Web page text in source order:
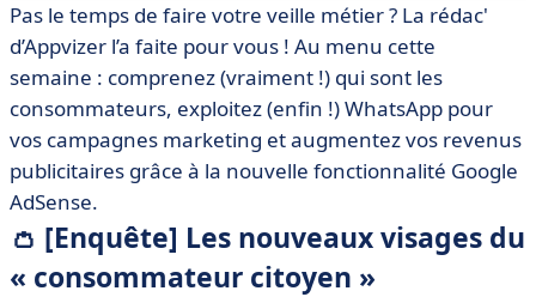
• 👛 [Enquête] Les nouveaux visages du
« consommateur citoyen »
• 🔎 WhatsApp, le nouveau canal marketing à surveiller
• 📈 Google AdSense : cette nouvelle fonctionnalité
peut augmenter vos revenus publicitaires
• 🤳 Marketing d’influence : Instagram est-il menacé
par TikTok ?
Pas le temps de faire votre veille métier ? La rédac'
d’Appvizer l’a faite pour vous ! Au menu cette
semaine : comprenez (vraiment !) qui sont les
consommateurs, exploitez (enfin !) WhatsApp pour
vos campagnes marketing et augmentez vos revenus
publicitaires grâce à la nouvelle fonctionnalité Google
AdSense.
👛 [Enquête] Les nouveaux visages du
« consommateur citoyen »